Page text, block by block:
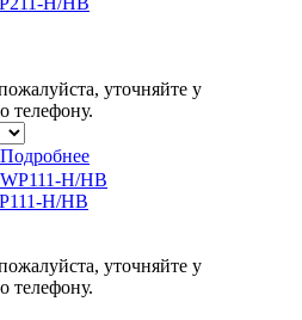
уточняйте у
телефону.
Подробнее
H/HB
уточняйте у
телефону.